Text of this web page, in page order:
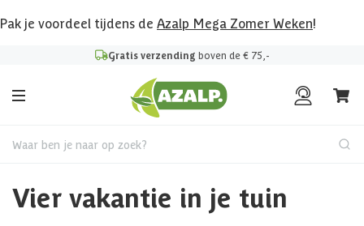
Pak je voordeel tijdens de Azalp Mega Zomer Weken!
Gratis verzending boven de € 75,-
Waar ben je naar op zoek?
Vier vakantie in je tuin